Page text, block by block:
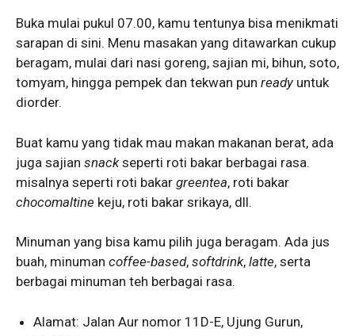
Buka mulai pukul 07.00, kamu tentunya bisa menikmati
sarapan di sini. Menu masakan yang ditawarkan cukup
beragam, mulai dari nasi goreng, sajian mi, bihun, soto,
tomyam, hingga pempek dan tekwan pun ready untuk
diorder.
Buat kamu yang tidak mau makan makanan berat, ada
juga sajian snackseperti roti bakar berbagai rasa.
misalnya seperti roti bakar greentea, roti bakar
chocomaltine keju, roti bakar srikaya, dll.
Minuman yang bisa kamu pilih juga beragam. Ada jus
buah, minuman coffee-based, softdrink, latte, serta
berbagai minuman teh berbagai rasa.
Alamat: Jalan Aur nomor 11D-E, Ujung Gurun,